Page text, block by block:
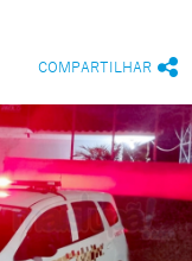
COMPARTILHAR